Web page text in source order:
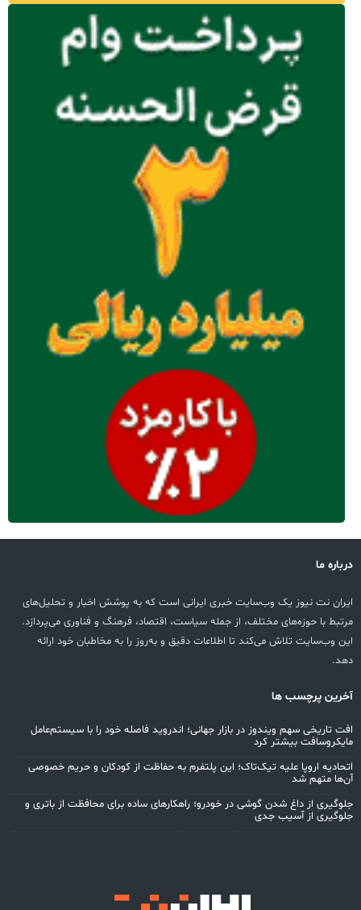
درباره ما
ایران نت نیوز یک وب‌سایت خبری ایرانی است که به پوشش اخبار و تحلیل‌های
مرتبط با حوزه‌های مختلف، از جمله سیاست، اقتصاد، فرهنگ و فناوری می‌پردازد.
این وب‌سایت تلاش می‌کند تا اطلاعات دقیق و به‌روز را به مخاطبان خود ارائه
دهد.
آخرین پرچسب ها
افت تاریخی سهم ویندوز در بازار جهانی؛ اندروید فاصله خود را با سیستم‌عامل
مایکروسافت بیشتر کرد
اتحادیه اروپا علیه تیک‌تاک؛ این پلتفرم به حفاظت از کودکان و حریم خصوصی
آن‌ها متهم شد
جلوگیری از داغ شدن گوشی در خودرو؛ راهکارهای ساده برای محافظت از باتری و
جلوگیری از آسیب جدی